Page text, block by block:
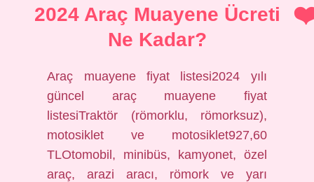
2024 Araç Muayene Ücreti
Ne Kadar?
Araç muayene fiyat listesi2024 yılı
güncel araç muayene fiyat
listesiTraktör (römorklu, römorksuz),
motosiklet ve motosiklet927,60
TLOtomobil, minibüs, kamyonet, özel
araç, arazi aracı, römork ve yarı